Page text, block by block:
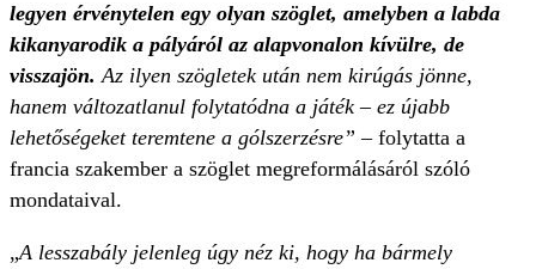
legyen érvénytelen egy olyan szöglet, amelyben a labda
kikanyarodik a pályáról az alapvonalon kívülre, de
visszajön. Az ilyen szögletek után nem kirúgás jönne,
hanem változatlanul folytatódna a játék – ez újabb
lehetőségeket teremtene a gólszerzésre” – folytatta a
francia szakember a szöglet megreformálásáról szóló
mondataival.
„A lesszabály jelenleg úgy néz ki, hogy ha bármely